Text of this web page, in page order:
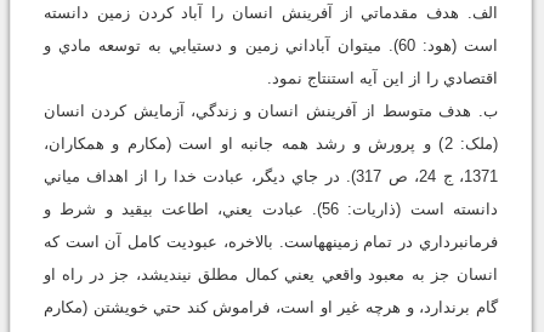
الف. هدف مقدماتي از آفرينش انسان را آباد کردن زمين دانسته
است (هود: 60). مي‏توان آباداني زمين و دستيابي به توسعه مادي و
اقتصادي را از اين آيه استنتاج نمود.
ب. هدف متوسط از آفرينش انسان و زندگي، آزمايش کردن انسان
(ملک: 2) و پرورش و رشد همه جانبه او است (مكارم و همكاران،
1371، ج 24، ص 317). در جاي ديگر، عبادت خدا را از اهداف مياني
دانسته است (ذاريات: 56). عبادت يعني، اطاعت بي‏قيد و شرط و
فرمانبرداري در تمام زمينه‏هاست. بالاخره، عبوديت کامل آن است که
انسان جز به معبود واقعي يعني کمال مطلق نينديشد، جز در راه او
گام برندارد، و هرچه غير او است، فراموش کند حتي خويشتن (مكارم